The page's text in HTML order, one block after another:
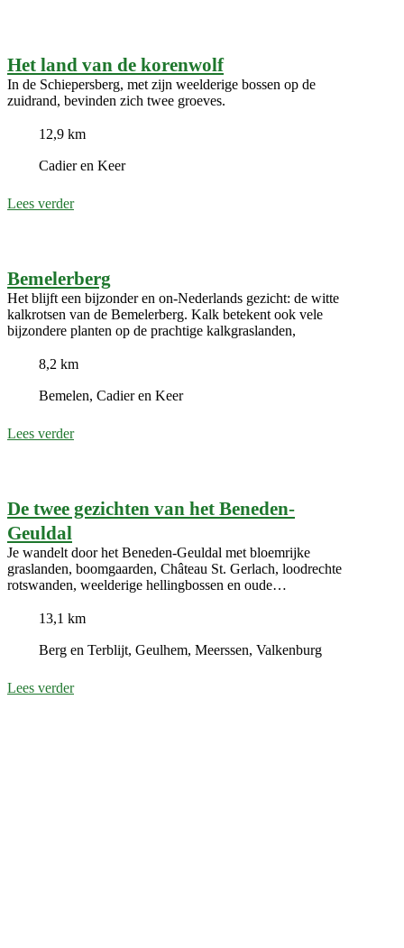
Het land van de korenwolf
In de Schiepersberg, met zijn weelderige bossen op de
zuidrand, bevinden zich twee groeves.
12,9 km
Cadier en Keer
Lees verder
Bemelerberg
Het blijft een bijzonder en on-Nederlands gezicht: de witte
kalkrotsen van de Bemelerberg. Kalk betekent ook vele
bijzondere planten op de prachtige kalkgraslanden,
8,2 km
Bemelen, Cadier en Keer
Lees verder
De twee gezichten van het Beneden-
Geuldal
Je wandelt door het Beneden-Geuldal met bloemrijke
graslanden, boomgaarden, Château St. Gerlach, loodrechte
rotswanden, weelderige hellingbossen en oude
13,1 km
Berg en Terblijt, Geulhem, Meerssen, Valkenburg
Lees verder